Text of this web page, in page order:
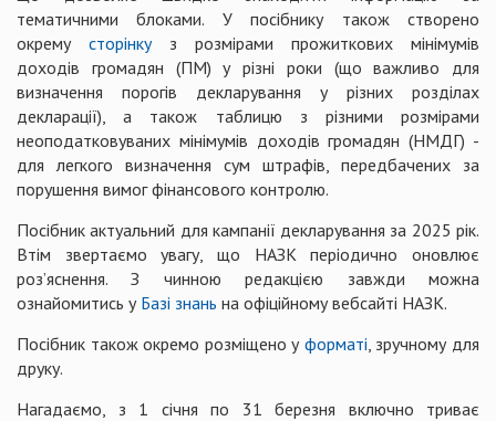
тематичними блоками. У посібнику також створено
окрему сторінку з розмірами прожиткових мінімумів
доходів громадян (ПМ) у різні роки (що важливо для
визначення порогів декларування у різних розділах
декларації), а також таблицю з різними розмірами
неоподатковуваних мінімумів доходів громадян (НМДГ) -
для легкого визначення сум штрафів, передбачених за
порушення вимог фінансового контролю.
Посібник актуальний для кампанії декларування за 2025 рік.
Втім звертаємо увагу, що НАЗК періодично оновлює
роз’яснення. З чинною редакцією завжди можна
ознайомитись у Базі знань на офіційному вебсайті НАЗК.
Посібник також окремо розміщено у форматі, зручному для
друку.
Нагадаємо, з 1 січня по 31 березня включно триває